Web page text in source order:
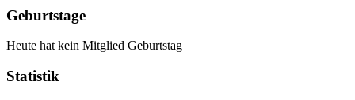
Geburtstage
Heute hat kein Mitglied Geburtstag
Statistik